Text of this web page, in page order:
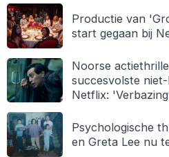
Productie van
start gegaan bij
Noorse
succesvolste
Netflix:
Psychologische
en Greta Lee nu